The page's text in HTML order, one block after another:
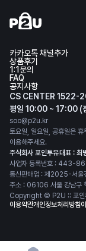
카카오톡 채널추가
상품후기
1:1문의
FAQ
공지사항
CS CENTER 1522-
평일 10:00 ~ 17:00 (
soo@p2u.kr
토요일, 일요일, 공휴일은
이용해주세요.
주식회사 포인투유대표 : 최
사업자 등록번호 : 443-
통신판매업 : 제2025-서
주소 : 06106 서울 강남구
Copyright © P2U :: 포
이용약관개인정보처리방침